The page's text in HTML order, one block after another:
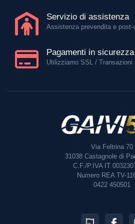
Servizio di assistenza
Assistenza prevendita e post-
Pagamenti in sicurezza
Utilizziamo SSL / Transazioni
Via Feltrina 70
31038 Castagnole di
C.F./P.IVA IT
Numero REA TV-
0422 450501